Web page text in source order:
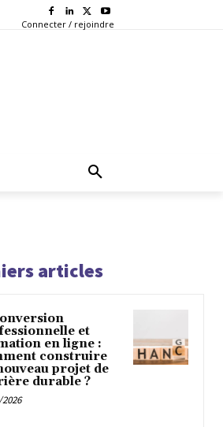
Connecter / rejoindre
articles
et
en ligne :
construire
projet de
durable ?